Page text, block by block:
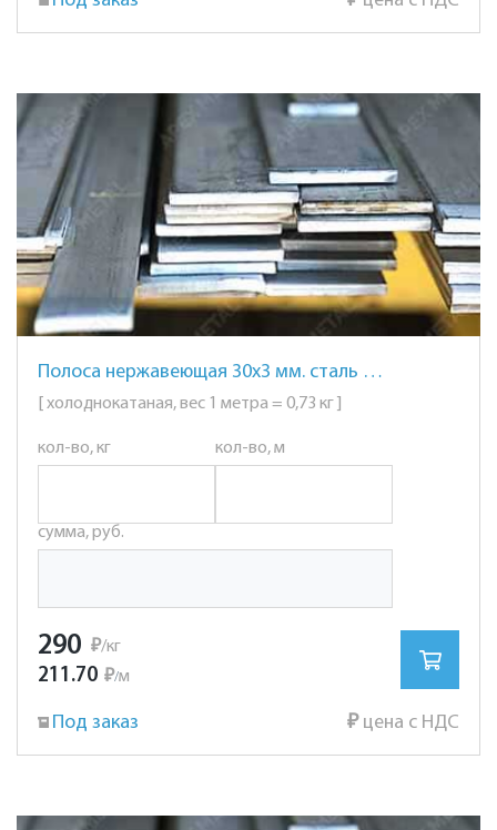
Полоса нержавеющая 30х3 мм. сталь AISI 304 (08Х18Н10)
[ холоднокатаная, вес 1 метра = 0,73 кг ]
кол-во, кг кол-во, м
сумма, руб.
290 ₽/кг
211.70 ₽/м
Под заказ ₽цена с НДС